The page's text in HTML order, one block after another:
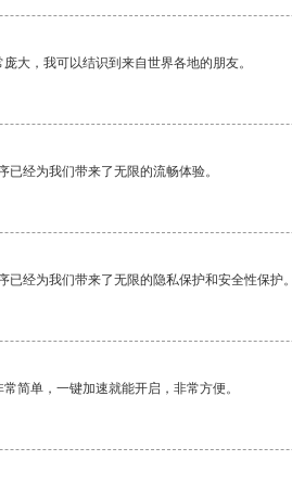
大，我可以结识到来自世界各地的朋友。
已经为我们带来了无限的流畅体验。
已经为我们带来了无限的隐私保护和安全性保护
简单，一键加速就能开启，非常方便。